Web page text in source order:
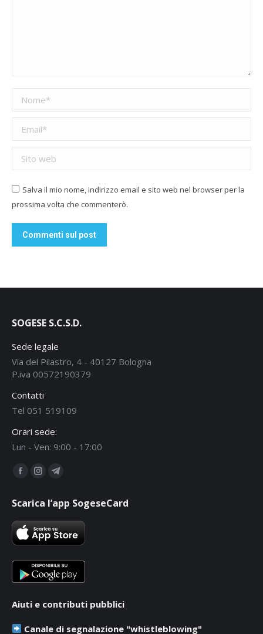
Nome *
Email *
Sito web
Salva il mio nome, indirizzo email e sito web nel browser per la
prossima volta che commenterò.
Commenti sul post
SOGESE S.C.S.D.
Sede legale
Via del Pilastro, 4 - 40127 Bologna
P.iva 00572190379
Contatti
Tel 051 519109
Orari sede:
Lun - Ven: 9:00 - 17:00
Ci puoi trovare su:
Facebook
opens
in
new
Instagram
opens
in
new
Telegram
opens
in
new
Scarica l’app SogeseCard
Aiuti e contributi pubblici
Canale di segnalazione "whistleblowing"